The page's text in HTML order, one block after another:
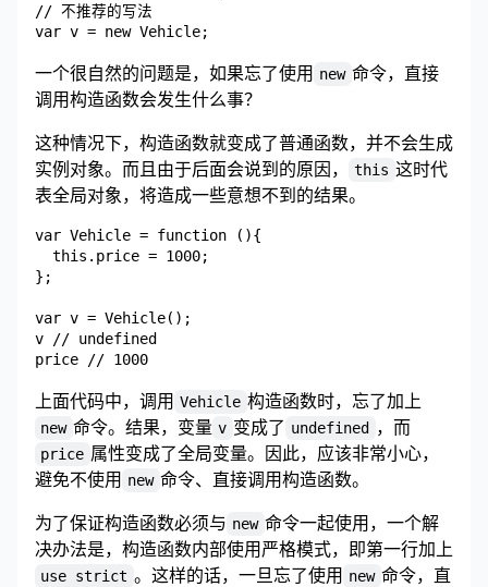
// 不推荐的写法
一个很自然的问题是，如果忘了使用 new 命令，直接
调用构造函数会发生什么事？
这种情况下，构造函数就变成了普通函数，并不会生成
实例对象。而且由于后面会说到的原因，
this 这时代
表全局对象，将造成一些意想不到的结果。
var Vehicle = function (){
  this.price = 1000;
};
var v = Vehicle();
v // undefined
上面代码中，调用 Vehicle 构造函数时，忘了加上
new 命令。结果，变量 v 变成了 undefined ，而
price 属性变成了全局变量。因此，应该非常小心，
避免不使用 new 命令、直接调用构造函数。
为了保证构造函数必须与 new 命令一起使用，一个解
决办法是，构造函数内部使用严格模式，即第一行加上
use strict 。这样的话，一旦忘了使用 new 命令，直